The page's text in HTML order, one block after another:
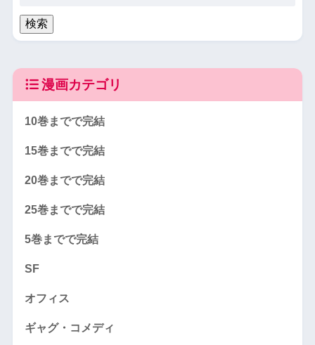
漫画カテゴリ
10巻までで完結
15巻までで完結
20巻までで完結
25巻までで完結
5巻までで完結
SF
オフィス
ギャグ・コメディ